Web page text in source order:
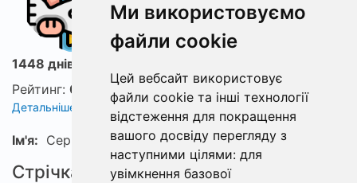
Ми використовуємо
файли cookie
Цей вебсайт використовує
файли cookie та інші технології
відстеження для покращення
вашого досвіду перегляду з
наступними цілями: для
увімкнення базової
1448 днів з ФішХаб
Рейтинг: 0
Детальніше про рейтинг
Ім'я: Сергей
Стрічка